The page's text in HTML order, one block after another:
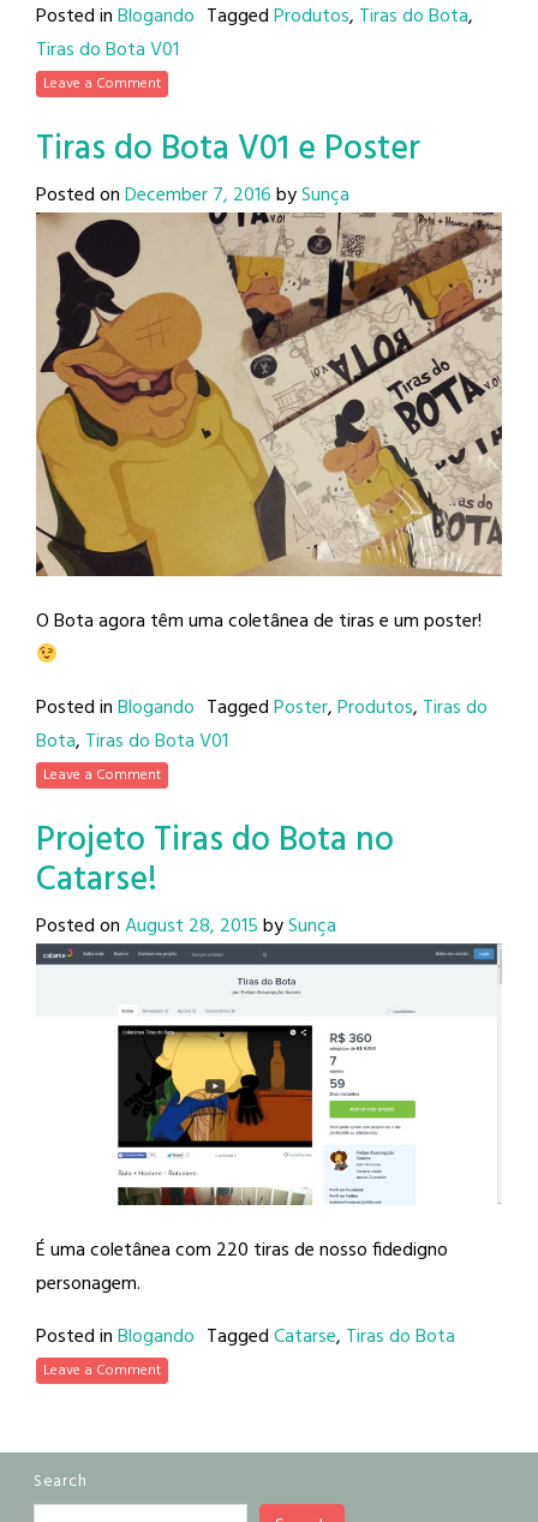
Posted inBlogando TaggedProdutos, Tiras do Bota,
Tiras do Bota V01
Leave a Comment
Tiras do Bota V01 e Poster
Posted onDecember 7, 2016bySunça
O Bota agora têm uma coletânea de tiras e um poster!
Posted inBlogando TaggedPoster,Produtos, Tiras do
Bota, Tiras do Bota V01
Leave a Comment
Projeto Tiras do Bota no
Catarse!
Posted onAugust 28, 2015bySunça
É uma coletânea com 220 tiras de nosso fidedigno
personagem.
Posted inBlogando TaggedCatarse, Tiras do Bota
Leave a Comment
Search